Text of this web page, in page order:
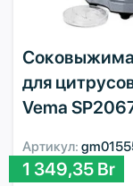
для
Vema
Артикул:
1 349,35 Br